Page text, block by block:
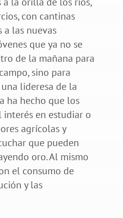
con cantinas
a las nuevas
que ya no se
de la mañana para
sino para
lideresa de la
ha hecho que los
en estudiar o
agrícolas y
que pueden
oro. Al mismo
el consumo de
y las